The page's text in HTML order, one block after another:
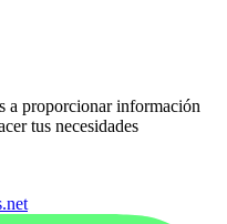
a proporcionar información
tus necesidades